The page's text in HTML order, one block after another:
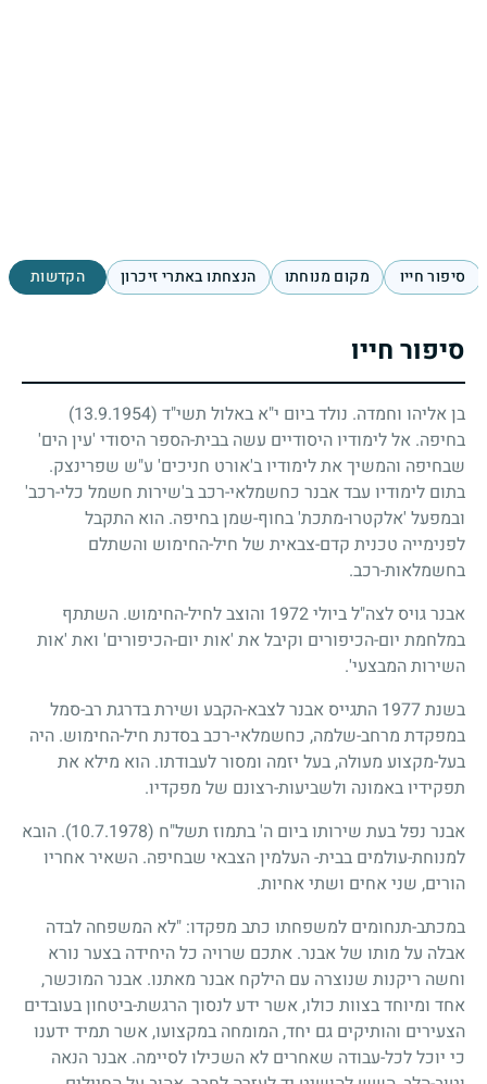
סיפור חייו מקום מנוחתו הנצחתו באתרי זיכרון הקדשות
סיפור חייו
בן אליהו וחמדה. נולד ביום י"א באלול תשי"ד (13.9.1954)
בחיפה. אל לימודיו היסודיים עשה בבית-הספר היסודי 'עין הים'
שבחיפה והמשיך את לימודיו ב'אורט חניכים' ע"ש שפרינצק.
בתום לימודיו עבד אבנר כחשמלאי-רכב ב'שירות חשמל כלי-רכב'
ובמפעל 'אלקטרו-מתכת' בחוף-שמן בחיפה. הוא התקבל
לפנימייה טכנית קדם-צבאית של חיל-החימוש והשתלם
בחשמלאות-רכב.
אבנר גויס לצה"ל ביולי1972 והוצב לחיל-החימוש. השתתף
במלחמת יום-הכיפורים וקיבל את 'אות יום-הכיפורים' ואת 'אות
השירות המבצעי'.
בשנת1977 התגייס אבנר לצבא-הקבע ושירת בדרגת רב-סמל
במפקדת מרחב-שלמה, כחשמלאי-רכב בסדנת חיל-החימוש. היה
בעל-מקצוע מעולה, בעל יזמה ומסור לעבודתו. הוא מילא את
תפקידיו באמונה ולשביעות-רצונם של מפקדיו.
אבנר נפל בעת שירותו ביום ה' בתמוז תשל"ח (10.7.1978)
. הובא
למנוחת-עולמים בבית- העלמין הצבאי שבחיפה. השאיר אחריו
הורים, שני אחים ושתי אחיות.
במכתב-תנחומים למשפחתו כתב מפקדו: "לא המשפחה לבדה
אבלה על מותו של אבנר. אתכם שרויה כל היחידה בצער נורא
וחשה ריקנות שנוצרה עם הילקח אבנר מאתנו. אבנר המוכשר,
אחד ומיוחד בצוות כולו, אשר ידע לנסוך הרגשת-ביטחון בעובדים
הצעירים והותיקים גם יחד, המומחה במקצועו, אשר תמיד ידענו
כי יוכל לכל-עבודה שאחרים לא השכילו לסיימה. אבנר הנאה